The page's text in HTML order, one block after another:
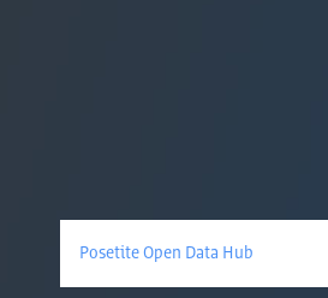
Posetite Open Data Hub